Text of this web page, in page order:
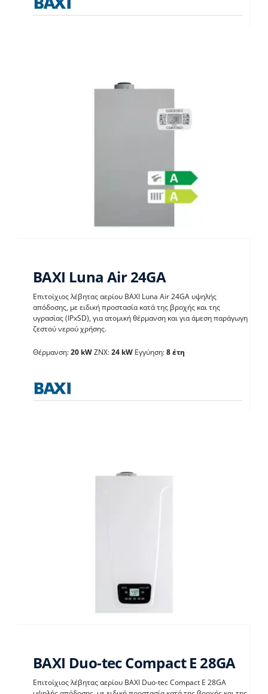
BAXI Luna Air 24GA
Λέβητες με άμεση παραγωγή ΖΝX
BAXI Luna Air 24GA
Επιτοίχιος λέβητας αερίου BAXI Luna Air 24GA υψηλής
απόδοσης, με ειδική προστασία κατά της βροχής και της
υγρασίας (IPxSD), για ατομική θέρμανση και για άμεση παράγωγη
ζεστού νερού χρήσης.
Θέρμανση:20 kWΖΝΧ:24 kWΕγγύηση:8 έτη
BAXI Duo-tec Compact E 28GA
Επιτοίχιος λέβητας αερίου BAXI Duo-tec Compact E 28GA